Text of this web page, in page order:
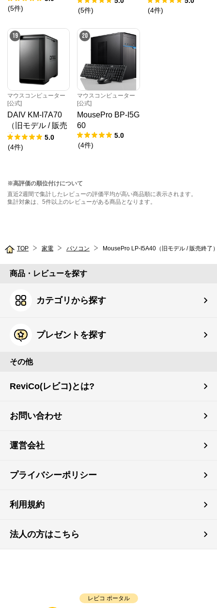
(5件)
(5件)
(4件)
19
マウスコンピューター
[公式]
DAIV KM-I7A70
（旧モデル / 販売
終了）
5.0
(4件)
20
マウスコンピューター
[公式]
MousePro BP-I5G
60
5.0
(4件)
※高評価の順位付けについて
直近2週間で集計したレビューの評価平均が高い商品順に表示されます。
集計対象は、5件以上のレビューがある商品となります。
TOP 家電 パソコン MousePro LP-I5A40（旧モデル / 販売終了
商品・レビューを探す
カテゴリから探す
プレゼントを探す
その他
ReviCo(レビコ)とは?
お問い合わせ
運営会社
プライバシーポリシー
利用規約
法人の方はこちら
レビコ ポータル